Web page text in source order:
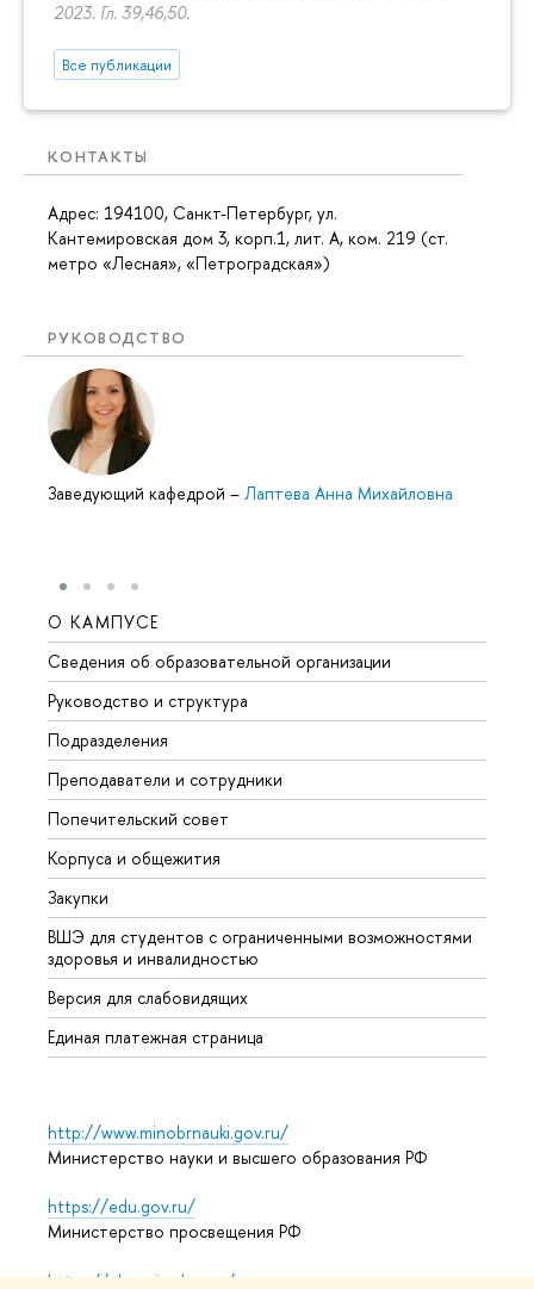
2023. Гл. 39,46,50.
Все публикации
КОНТАКТЫ
Адрес: 194100, Санкт-Петербург, ул.
Кантемировская дом 3, корп.1, лит. А, ком. 219 (ст.
метро «Лесная», «Петроградская»)
РУКОВОДСТВО
Заведующий кафедрой – Лаптева Анна Михайловна
О КАМПУСЕ
Сведения об образовательной организации
Руководство и структура
Подразделения
Преподаватели и сотрудники
Попечительский совет
Корпуса и общежития
Закупки
ВШЭ для студентов с ограниченными возможностями
здоровья и инвалидностью
Версия для слабовидящих
Единая платежная страница
http://www.minobrnauki.gov.ru/
Министерство науки и высшего образования РФ
https://edu.gov.ru/
Министерство просвещения РФ
https://elearning.hse.ru/mooc